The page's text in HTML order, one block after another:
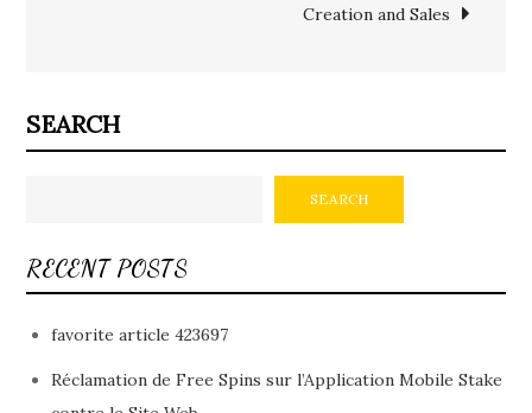
Creation and Sales
SEARCH
SEARCH
RECENT POSTS
favorite article 423697
Réclamation de Free Spins sur l’Application Mobile Stake